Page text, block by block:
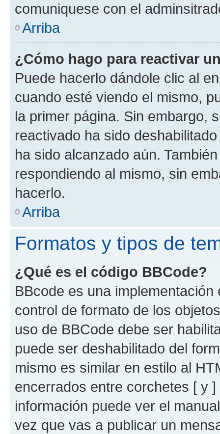
comuniquese con el
Arriba
¿Cómo hago para reactivar
Puede hacerlo dándole clic al
cuando esté viendo el mismo,
la primer página. Sin embargo,
reactivado ha sido
ha sido alcanzado aún.
respondiendo al mismo, sin
hacerlo.
Arriba
Formatos y tipos de
¿Qué es el código BBCode?
BBcode es una
control de formato de los
uso de BBCode debe ser
puede ser deshabilitado del
mismo es similar en estilo al
encerrados entre corchetes [ y
información puede ver el
vez que vas a publicar un